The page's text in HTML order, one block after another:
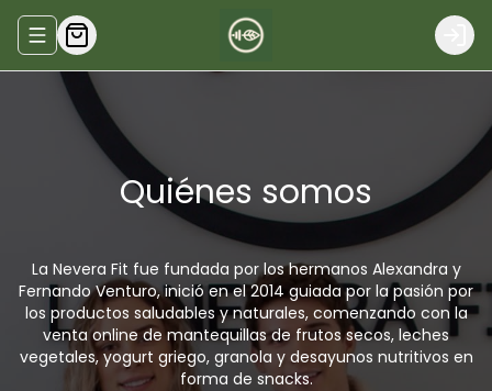
Abrir menu de navegación Login
Quiénes somos
La Nevera Fit fue fundada por los hermanos Alexandra y
Fernando Venturo, inició en el 2014 guiada por la pasión por
los productos saludables y naturales, comenzando con la
venta online de mantequillas de frutos secos, leches
vegetales, yogurt griego, granola y desayunos nutritivos en
forma de snacks.